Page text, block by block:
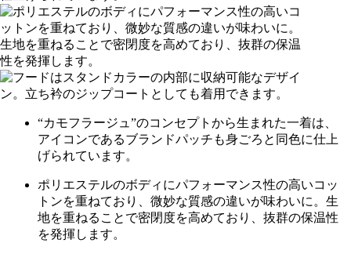
“カモフラージュ”のコンセプトから生まれた一着は、
アイコンであるブランドパッチも身ごろと同色に仕上
げられています。
ポリエステルのボディにパフォーマンス性の高いコッ
トンを重ねており、微妙な質感の違いが味わいに。生
地を重ねることで密閉度を高めており、抜群の保温性
を発揮します。